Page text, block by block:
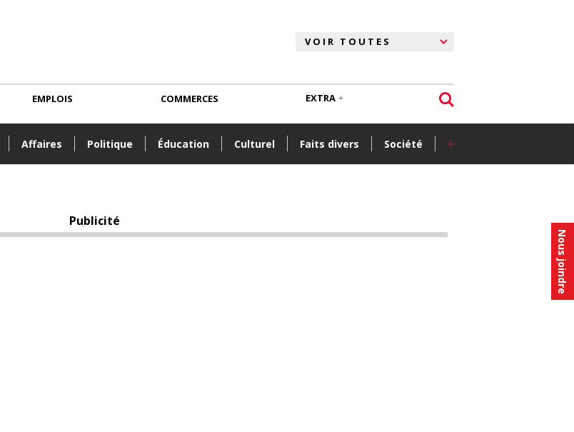
Nous joindre
Affaires Politique Éducation Culturel Faits divers Société +
EMPLOIS COMMERCES EXTRA
Publicité